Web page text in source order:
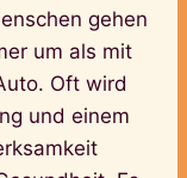
gehen
um als mit
Oft wird
und einem